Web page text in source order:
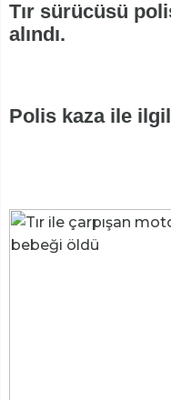
Tır sürücüsü
alındı.
Polis kaza ile